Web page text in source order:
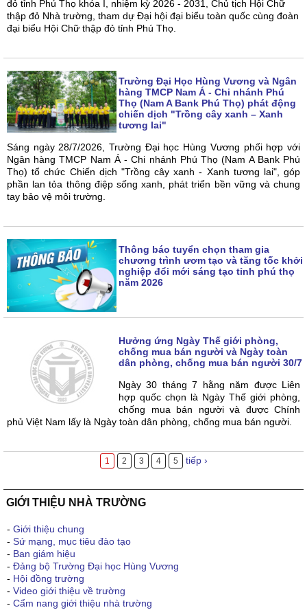
đỏ tỉnh Phú Thọ khóa I, nhiệm kỳ 2026 - 2031, Chủ tịch Hội Chữ
thập đỏ Nhà trường, tham dự Đại hội đại biểu toàn quốc cùng đoàn
đại biểu Hội Chữ thập đỏ tỉnh Phú Thọ.
Trường Đại Học Hùng Vương và Ngân
hàng TMCP Nam Á - Chi nhánh Phú
Thọ (Nam A Bank Phú Thọ) phát động
chiến dịch "Trồng cây xanh – Xanh
tương lai"
Sáng ngày 28/7/2026, Trường Đại học Hùng Vương phối hợp với
Ngân hàng TMCP Nam Á - Chi nhánh Phú Thọ (Nam A Bank Phú
Thọ) tổ chức Chiến dịch "Trồng cây xanh - Xanh tương lai", góp
phần lan tỏa thông điệp sống xanh, phát triển bền vững và chung
tay bảo vệ môi trường.
Thông báo tuyển chọn tham gia
chương trình ươm tạo và tăng tốc khởi
nghiệp đổi mới sáng tạo tỉnh phú thọ
năm 2026
Hưởng ứng Ngày Thế giới phòng,
chống mua bán người và Ngày toàn
dân phòng, chống mua bán người 30/7
Ngày 30 tháng 7 hằng năm được Liên
hợp quốc chọn là Ngày Thế giới phòng,
chống mua bán người và được Chính
phủ Việt Nam lấy là Ngày toàn dân phòng, chống mua bán người.
1 2 3 4 5 tiếp ›
GIỚI THIỆU NHÀ TRƯỜNG
- Giới thiệu chung
- Sứ mạng, mục tiêu đào tạo
- Ban giám hiệu
- Đảng bộ Trường Đại học Hùng Vương
- Hội đồng trường
- Video giới thiệu về trường
- Cẩm nang giới thiệu nhà trường